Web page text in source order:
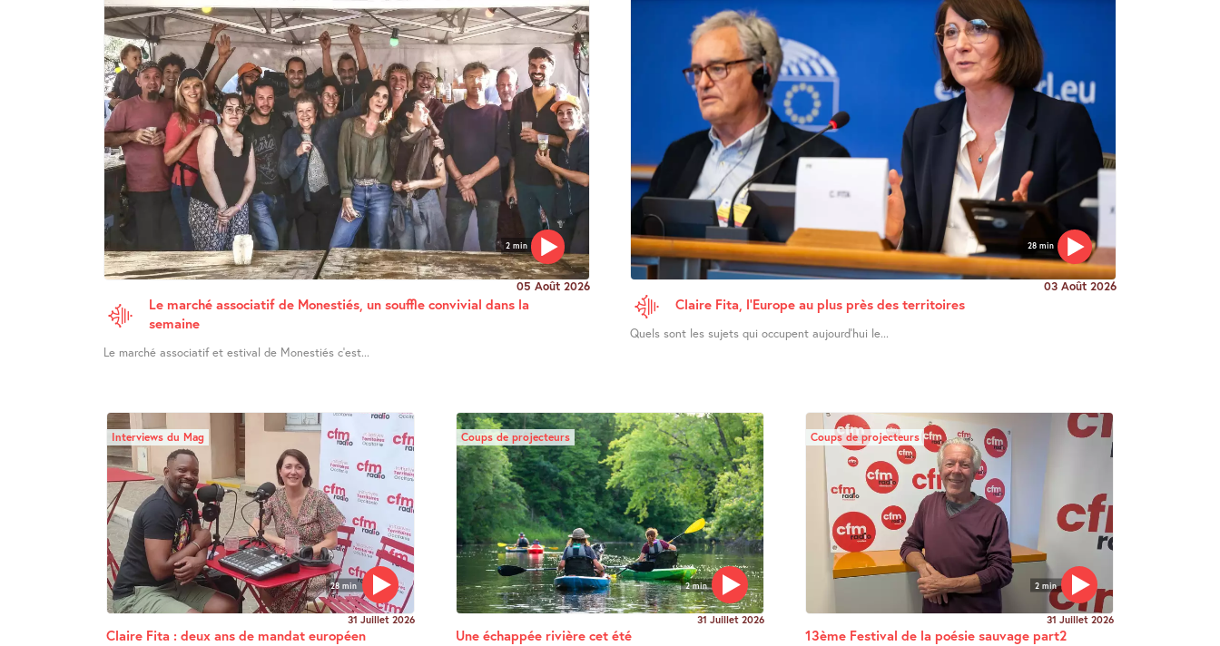
2 min
05 Août 2026
Le marché associatif de Monestiés, un souffle convivial dans la
semaine
Le marché associatif et estival de Monestiés c’est...
28 min
03 Août 2026
Claire Fita, l’Europe au plus près des territoires
Quels sont les sujets qui occupent aujourd’hui le...
28 min
Interviews du Mag
31 Juillet 2026
Claire Fita : deux ans de mandat européen
2 min
Coups de projecteurs
31 Juillet 2026
Une échappée rivière cet été
2 min
Coups de projecteurs
31 Juillet 2026
13ème Festival de la poésie sauvage part2